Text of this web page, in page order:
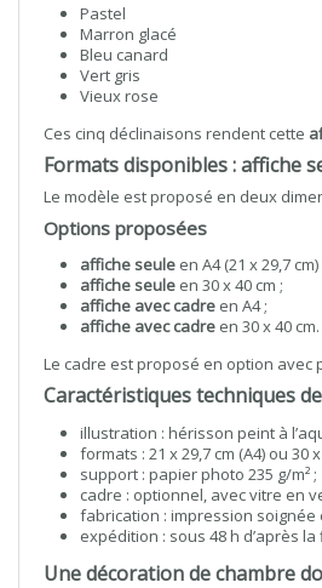
Pastel
Marron glacé
Bleu canard
Vert gris
Vieux rose
Ces cinq déclinaisons rendent cette
Formats disponibles : affiche
Le modèle est proposé en deux
Options proposées
affiche seule en A4 (21 x 29,7 cm)
affiche seule en 30 x 40 cm ;
affiche avec cadre en A4 ;
affiche avec cadre en 30 x 40 cm.
Le cadre est proposé en option
Caractéristiques techniques
illustration : hérisson peint à
formats : 21 x 29,7 cm (A4) ou 30
support : papier photo 235 g/m² ;
cadre : optionnel, avec vitre en
fabrication : impression soignée
expédition : sous 48 h d’après
Une décoration de chambre